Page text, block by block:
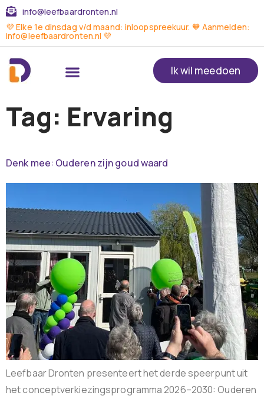
info@leefbaardronten.nl
💜 Elke 1e dinsdag v/d maand: inloopspreekuur. 🧡 Aanmelden:
info@leefbaardronten.nl 💜
Ik wil meedoen
Tag: Ervaring
Denk mee: Ouderen zijn goud waard
Leefbaar Dronten presenteert het derde speerpunt uit
het conceptverkiezingsprogramma 2026–2030: Ouderen